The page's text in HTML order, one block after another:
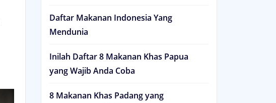
Daftar Makanan Indonesia Yang
Mendunia
Inilah Daftar 8 Makanan Khas Papua
yang Wajib Anda Coba
8 Makanan Khas Padang yang